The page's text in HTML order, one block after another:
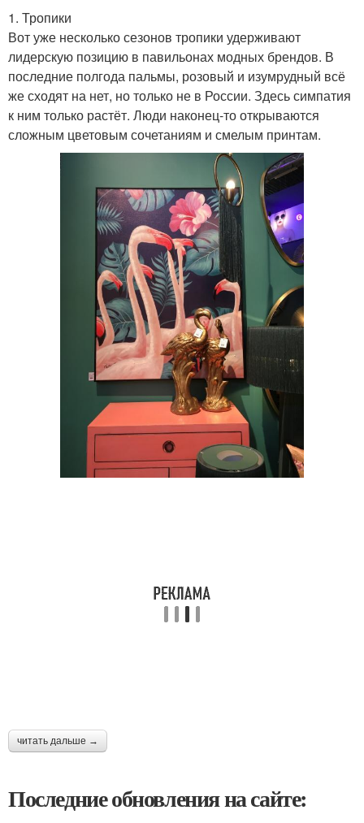
1. Тропики
Вот уже несколько сезонов тропики удерживают
лидерскую позицию в павильонах модных брендов. В
последние полгода пальмы, розовый и изумрудный всё
же сходят на нет, но только не в России. Здесь симпатия
к ним только растёт. Люди наконец-то открываются
сложным цветовым сочетаниям и смелым принтам.
читать дальше →
Последние обновления на сайте: